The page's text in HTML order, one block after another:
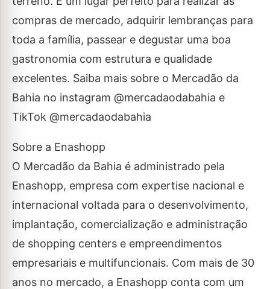
compras de mercado, adquirir lembranças para
toda a família, passear e degustar uma boa
gastronomia com estrutura e qualidade
excelentes. Saiba mais sobre o Mercadão da
Bahia no instagram @mercadaodabahia e
TikTok @mercadaodabahia
Sobre a Enashopp
O Mercadão da Bahia é administrado pela
Enashopp, empresa com expertise nacional e
internacional voltada para o desenvolvimento,
implantação, comercialização e administração
de shopping centers e empreendimentos
empresariais e multifuncionais. Com mais de 30
anos no mercado, a Enashopp conta com um